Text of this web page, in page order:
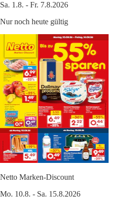
Sa. 1.8. - Fr. 7.8.2026
Nur noch heute gültig
Netto Marken-Discount
Mo. 10.8. - Sa. 15.8.2026